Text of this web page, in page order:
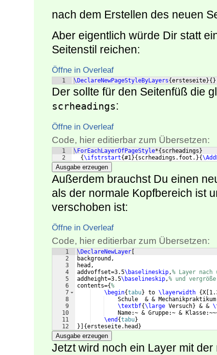
nach dem Erstellen des neuen
Aber eigentlich würde Dir statt
Seitenstil reichen:
Öffne in Overleaf
1 \DeclareNewPageStyleByLayers{ersteseite}{ }
Der sollte für den Seitenfüß die
scrheadings:
Öffne in Overleaf
Code, hier editierbar zum Übersetzen:
1
2
\ForEachLayerOfPageStyle*{ scrheadings }
{\ifstrstart{#1}{ scrheadings.foot. }{
Ausgabe erzeugen
Außerdem brauchst Du einen
als der normale Kopfbereich ist
verschoben ist:
Öffne in Overleaf
Code, hier editierbar zum Übersetzen:
1
2
3
4
5
6
7
8
9
10
11
12
\DeclareNewLayer
background,
head,
addvoffset=3.5\baselineskip,% Layer nach
addheight=3.5\baselineskip,% und
contents={%
\begin{tabu} to \layerwidth {X
Schule  & &
\textbf{\large Versuch} & &
Name:~ & Gruppe:~ &
\end {tabu}
}] {ersteseite.head }
Ausgabe erzeugen
Jetzt wird noch ein Layer mit